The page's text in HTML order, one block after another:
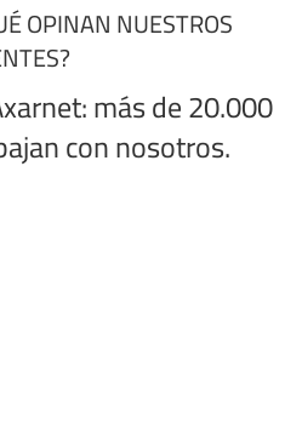
OPINAN NUESTROS
más de 20.000
con nosotros.